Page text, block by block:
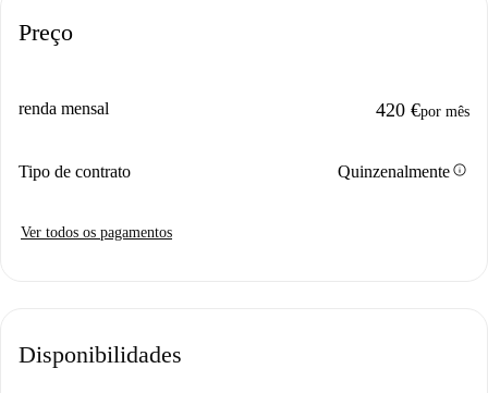
Preço
renda mensal 420 €por mês
Tipo de contrato Quinzenalmenteinfo
Ver todos os pagamentos
Disponibilidades